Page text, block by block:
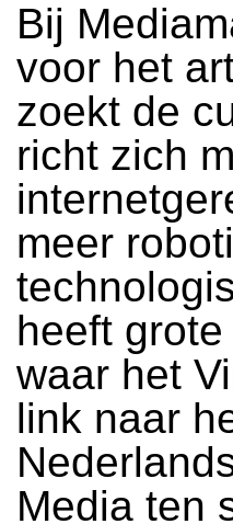
Bij
voor het
zoekt de
richt zich
meer
heeft
waar het
link naar
Media ten